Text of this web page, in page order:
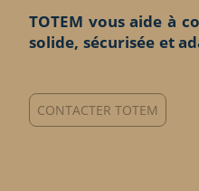
TOTEM vous aide à
solide, sécurisée et
CONTACTER TOTEM